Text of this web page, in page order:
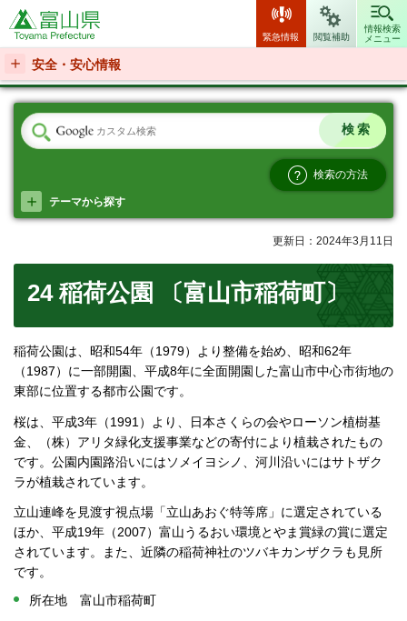
富山県
緊急情報 閲覧補助
情報検索
メニュー
安全・安心情報
検索の方法
テーマから探す
更新日：2024年3月11日
24 稲荷公園 〔富山市稲荷町〕
稲荷公園は、昭和54年（1979）より整備を始め、昭和62年
（1987）に一部開園、平成8年に全面開園した富山市中心市街地の
東部に位置する都市公園です。
桜は、平成3年（1991）より、日本さくらの会やローソン植樹基
金、（株）アリタ緑化支援事業などの寄付により植栽されたもの
です。公園内園路沿いにはソメイヨシノ、河川沿いにはサトザク
ラが植栽されています。
立山連峰を見渡す視点場「立山あおぐ特等席」に選定されている
ほか、平成19年（2007）富山うるおい環境とやま賞緑の賞に選定
されています。また、近隣の稲荷神社のツバキカンザクラも見所
です。
所在地 富山市稲荷町